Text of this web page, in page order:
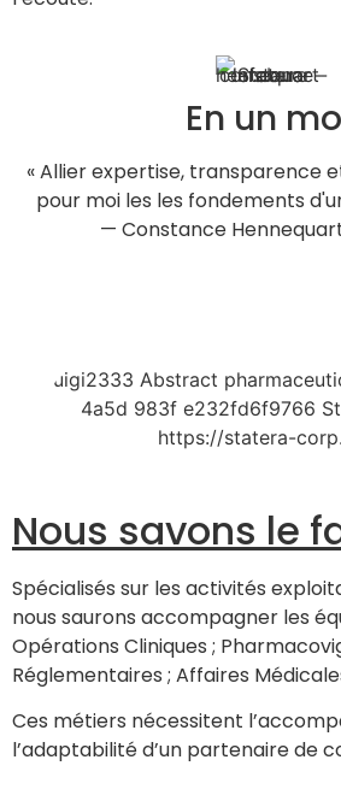
En un
« Allier expertise, transparence
pour moi les les fondements
— Constance
Nous savons le
Spécialisés sur les activités
nous saurons accompagner les
Opérations Cliniques ;
Réglementaires ; Affaires
Ces métiers nécessitent
l’adaptabilité d’un partenaire de